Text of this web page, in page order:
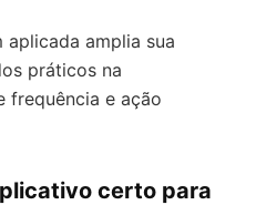
amplia sua
práticos na
frequência e ação
certo para